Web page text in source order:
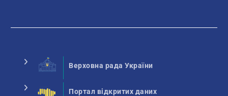
Верховна рада України
Портал відкритих даних